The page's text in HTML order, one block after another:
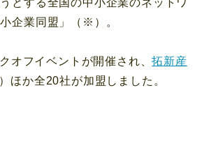
とする全国の中小企業のネットワ
企業同盟」（※）。
オフイベントが開催され、拓新産
ほか全20社が加盟しました。